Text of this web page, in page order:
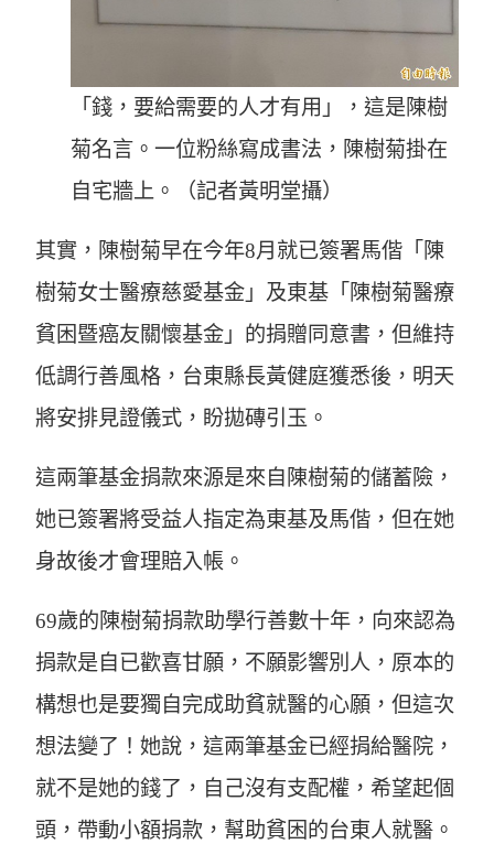
「錢，要給需要的人才有用」，這是陳樹
菊名言。一位粉絲寫成書法，陳樹菊掛在
自宅牆上。（記者黃明堂攝）
其實，陳樹菊早在今年8月就已簽署馬偕「陳
樹菊女士醫療慈愛基金」及東基「陳樹菊醫療
貧困暨癌友關懷基金」的捐贈同意書，但維持
低調行善風格，台東縣長黃健庭獲悉後，明天
將安排見證儀式，盼拋磚引玉。
這兩筆基金捐款來源是來自陳樹菊的儲蓄險，
她已簽署將受益人指定為東基及馬偕，但在她
身故後才會理賠入帳。
69歲的陳樹菊捐款助學行善數十年，向來認為
捐款是自已歡喜甘願，不願影響別人，原本的
構想也是要獨自完成助貧就醫的心願，但這次
想法變了！她說，這兩筆基金已經捐給醫院，
就不是她的錢了，自己沒有支配權，希望起個
頭，帶動小額捐款，幫助貧困的台東人就醫。